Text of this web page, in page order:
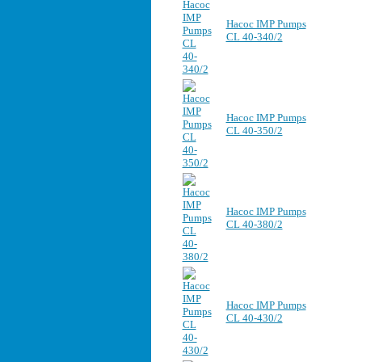
Насос IMP Pumps
CL 40-340/2
Насос IMP Pumps
CL 40-350/2
Насос IMP Pumps
CL 40-380/2
Насос IMP Pumps
CL 40-430/2